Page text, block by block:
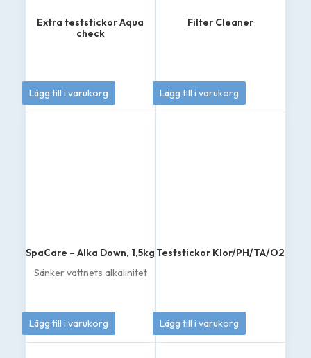
Extra teststickor Aqua
check
189kr
Lägg till i varukorg
Filter Cleaner
139kr
Lägg till i varukorg
SpaCare – Alka Down, 1,5kg
Sänker vattnets alkalinitet
165kr
Lägg till i varukorg
Teststickor Klor/PH/TA/O2
179kr
Lägg till i varukorg